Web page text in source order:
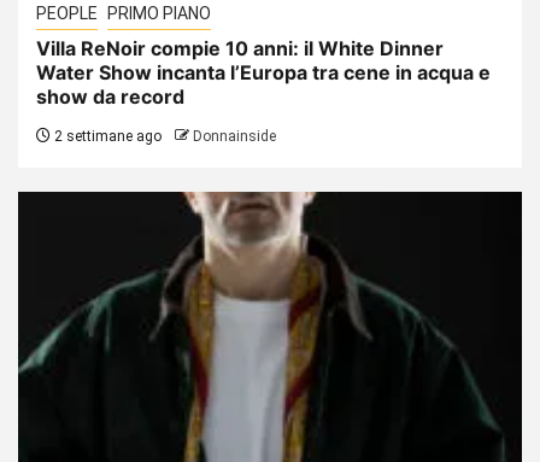
PEOPLE PRIMO PIANO
Villa ReNoir compie 10 anni: il White Dinner
Water Show incanta l’Europa tra cene in acqua e
show da record
2 settimane ago Donnainside